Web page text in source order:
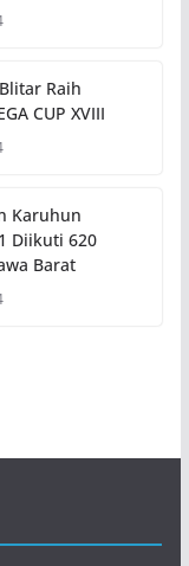
Raih
CUP XVIII
Karuhun
Diikuti 620
Barat